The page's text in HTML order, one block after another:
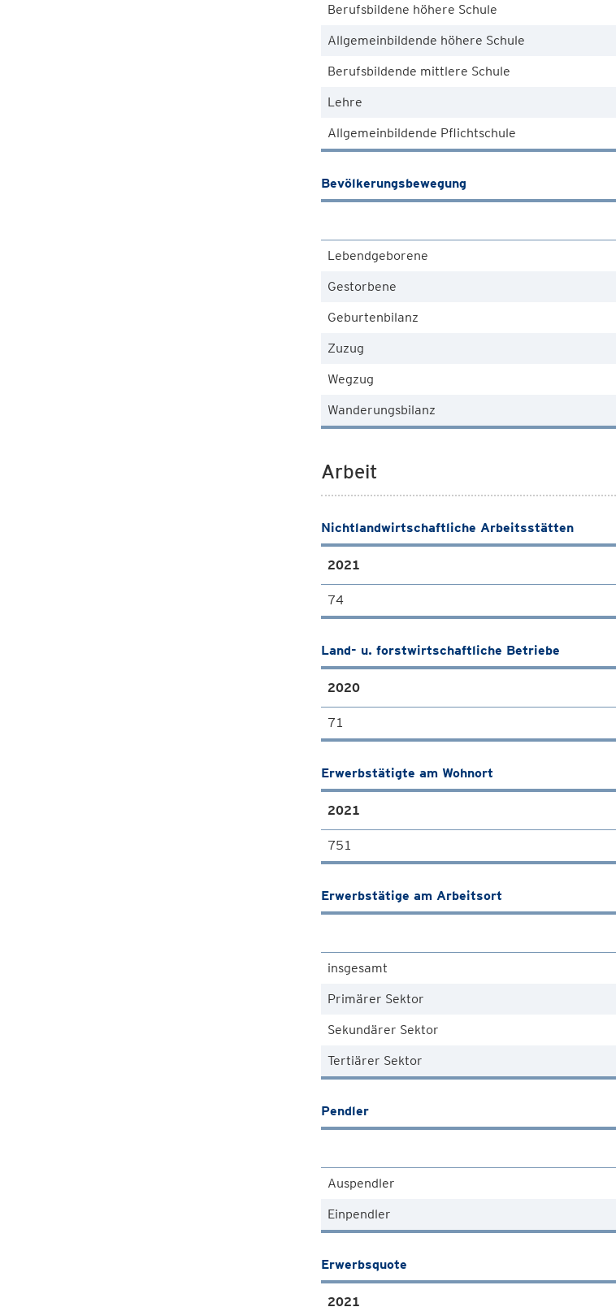
Berufsbildene höhere Schule
Allgemeinbildende höhere Schule
Berufsbildende mittlere Schule
Lehre
Allgemeinbildende Pflichtschule
Bevölkerungsbewegung
Lebendgeborene
Gestorbene
Geburtenbilanz
Zuzug
Wegzug
Wanderungsbilanz
Arbeit
Nichtlandwirtschaftliche Arbeitsstätten
2021
74
Land- u. forstwirtschaftliche Betriebe
2020
71
Erwerbstätigte am Wohnort
2021
751
Erwerbstätige am Arbeitsort
insgesamt
Primärer Sektor
Sekundärer Sektor
Tertiärer Sektor
Pendler
Auspendler
Einpendler
Erwerbsquote
2021